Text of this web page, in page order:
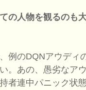
の人物を観るのも
例のDQNアウディ
。あの、愚劣なア
者連中パニック状